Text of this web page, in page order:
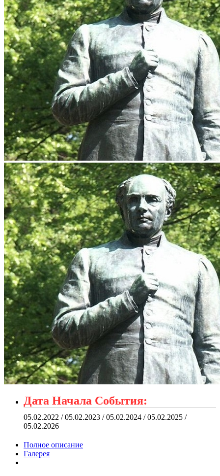
Дата Начала События:
05.02.2022 / 05.02.2023 / 05.02.2024 / 05.02.2025 /
05.02.2026
Полное описание
Галерея